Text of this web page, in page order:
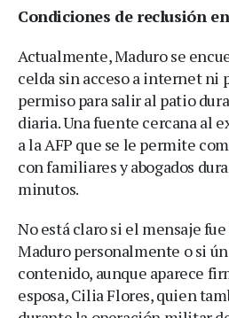
Condiciones de reclusión
Actualmente, Maduro se
celda sin acceso a internet ni
permiso para salir al patio
diaria. Una fuente cercana al
a la AFP que se le permite
con familiares y abogados
minutos.
No está claro si el mensaje
Maduro personalmente o si
contenido, aunque aparece
esposa, Cilia Flores, quien